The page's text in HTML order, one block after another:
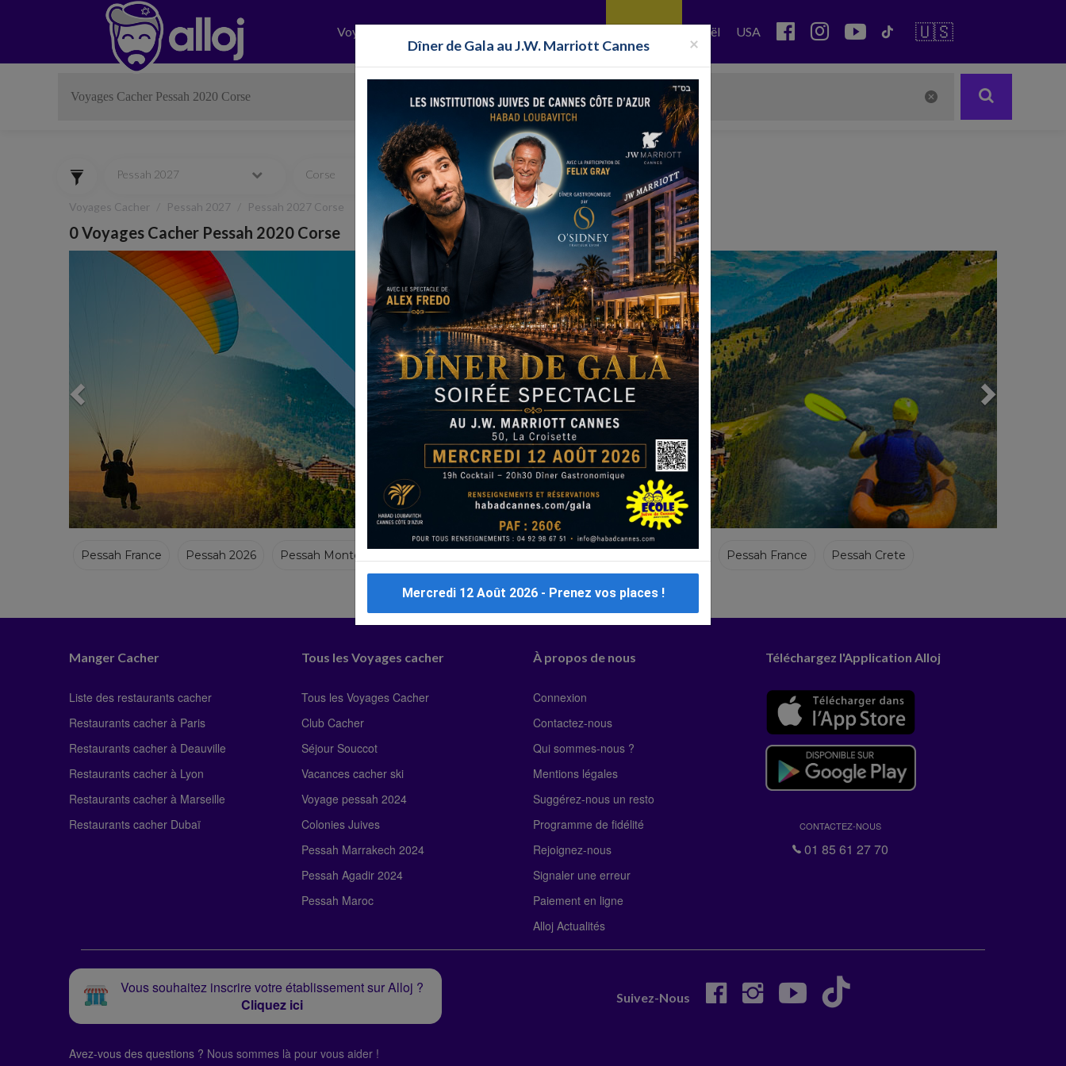
Voyages Israël USA 🇺🇸
Pessah 2027 Corse Toutes les surveillances
Voyages Cacher Pessah 2027 Pessah 2027 Corse
0 Voyages Cacher Pessah 2020 Corse
Previous
Next
Pessah France Pessah 2026 Pessah Monténégro Pessah France Pessah Crete
Pessah Chypre Pessah Espagne
Manger Cacher
Liste des restaurants cacher
Restaurants cacher à Paris
Restaurants cacher à Deauville
Restaurants cacher à Lyon
Restaurants cacher à Marseille
Restaurants cacher Dubaï
Tous les Voyages cacher
Tous les Voyages Cacher
Club Cacher
Séjour Souccot
Vacances cacher ski
Voyage pessah 2024
Colonies Juives
Pessah Marrakech 2024
Pessah Agadir 2024
Pessah Maroc
À propos de nous
Connexion
Contactez-nous
Qui sommes-nous ?
Mentions légales
Suggérez-nous un resto
Programme de fidélité
Rejoignez-nous
Signaler une erreur
Paiement en ligne
Alloj Actualités
Téléchargez l'Application Alloj
CONTACTEZ-NOUS
01 85 61 27 70
Vous souhaitez inscrire votre établissement sur Alloj ?
Cliquez ici
Suivez-Nous
Avez-vous des questions ? Nous sommes là pour vous aider !
×
Dîner de Gala au J.W. Marriott Cannes
Mercredi 12 Août 2026 - Prenez vos places !